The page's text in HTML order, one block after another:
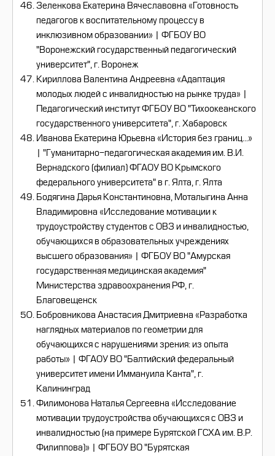
Зеленкова Екатерина Вячеславовна «Готовность
педагогов к воспитательному процессу в
инклюзивном образовании» | ФГБОУ ВО
"Воронежский государственный педагогический
университет", г. Воронеж
Кириллова Валентина Андреевна «Адаптация
молодых людей с инвалидностью на рынке труда» |
Педагогический институт ФГБОУ ВО "Тихоокеанского
государственного университета", г. Хабаровск
Иванова Екатерина Юрьевна «История без границ...»
| "Гуманитарно-педагогическая академия им. В.И.
Вернадского (филиал) ФГАОУ ВО Крымского
федерального университета" в г. Ялта, г. Ялта
Бодягина Дарья Константиновна, Моталыгина Анна
Владимировна «Исследование мотивации к
трудоустройству студентов с ОВЗ и инвалидностью,
обучающихся в образовательных учреждениях
высшего образования» | ФГБОУ ВО "Амурская
государственная медицинская академия"
Министерства здравоохранения РФ, г.
Благовещенск
Бобровникова Анастасия Дмитриевна «Разработка
наглядных материалов по геометрии для
обучающихся с нарушениями зрения: из опыта
работы» | ФГАОУ ВО "Балтийский федеральный
университет имени Иммануила Канта", г.
Калининград
Филимонова Наталья Сергеевна «Исследование
мотивации трудоустройства обучающихся с ОВЗ и
инвалидностью (на примере Бурятской ГСХА им. В.Р.
Филиппова)» | ФГБОУ ВО "Бурятская